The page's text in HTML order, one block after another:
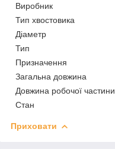
Виробник
Тип хвостовика
Діаметр
Тип
Призначення
Загальна довжина
Довжина робочої частини
Стан
Приховати